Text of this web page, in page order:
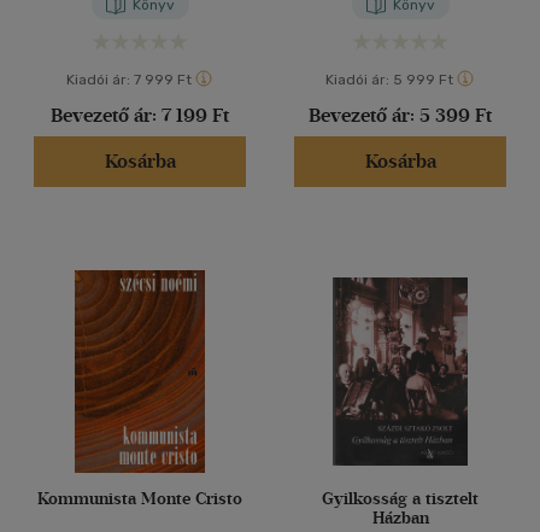
Könyv
Kiadói ár: 7 999 Ft
Bevezető ár: 7 199 Ft
Kosárba
Könyv
Kiadói ár: 5 999 Ft
Bevezető ár: 5 399 Ft
Kosárba
Kommunista Monte Cristo
Gyilkosság a tisztelt
Házban